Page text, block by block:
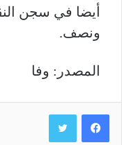
ونصف.
المصدر: وفا